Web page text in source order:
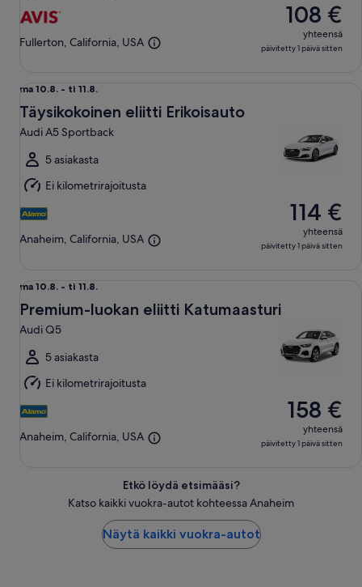
Fullerton, California, USA
108 €
yhteensä
päivitetty 1 päivä sitten
ma
10.8.
viiva
ti
11.8.
ma 10.8. - ti 11.8.
Täysikokoinen eliitti Erikoisauto
Audi A5 Sportback
5 asiakasta
Ei kilometrirajoitusta
Anaheim, California, USA
114 €
yhteensä
päivitetty 1 päivä sitten
ma
10.8.
viiva
ti
11.8.
ma 10.8. - ti 11.8.
Premium-luokan eliitti Katumaasturi
Audi Q5
5 asiakasta
Ei kilometrirajoitusta
Anaheim, California, USA
158 €
yhteensä
päivitetty 1 päivä sitten
Etkö löydä etsimääsi?
Katso kaikki vuokra-autot kohteessa Anaheim
Näytä kaikki vuokra-autot